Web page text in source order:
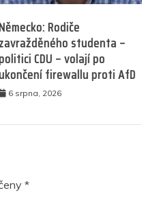
Rodiče
zavražděného studenta –
CDU – volají po
firewallu proti AfD
6 srpna, 2026
*